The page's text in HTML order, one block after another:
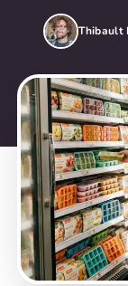
Thibault